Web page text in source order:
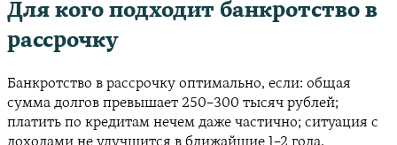
Для кого подходит банкротство в
рассрочку
Банкротство в рассрочку оптимально, если: общая
сумма долгов превышает 250–300 тысяч рублей;
платить по кредитам нечем даже частично; ситуация с